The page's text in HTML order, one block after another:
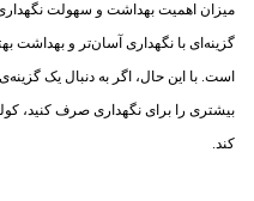
میزان اهمیت بهداشت و سهولت نگهداری
گزینه‌ای با نگهداری آسان‌تر و بهداشت
است. با این حال، اگر به دنبال یک
بیشتری را برای نگهداری صرف کنید،
کند.